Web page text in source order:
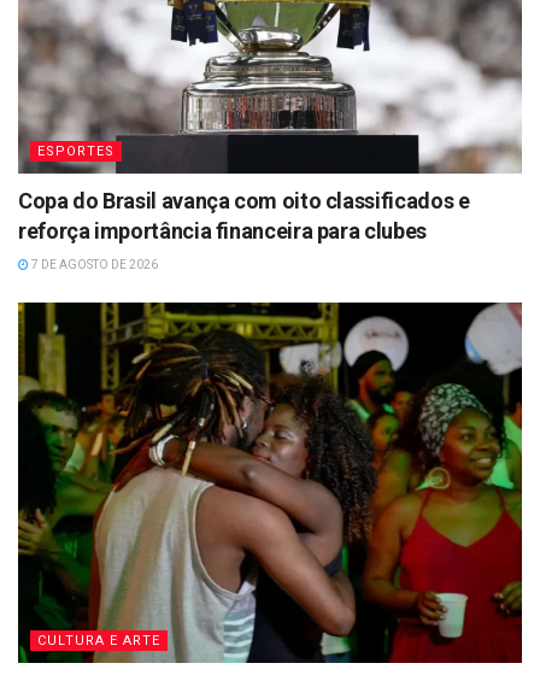
ESPORTES
Copa do Brasil avança com oito classificados e
reforça importância financeira para clubes
7 DE AGOSTO DE 2026
CULTURA E ARTE